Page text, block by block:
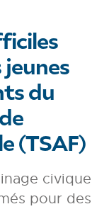
jeunes
du
(TSAF)
civique
pour des